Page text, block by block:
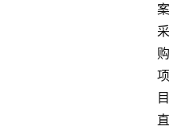
案
采
购
项
目
直